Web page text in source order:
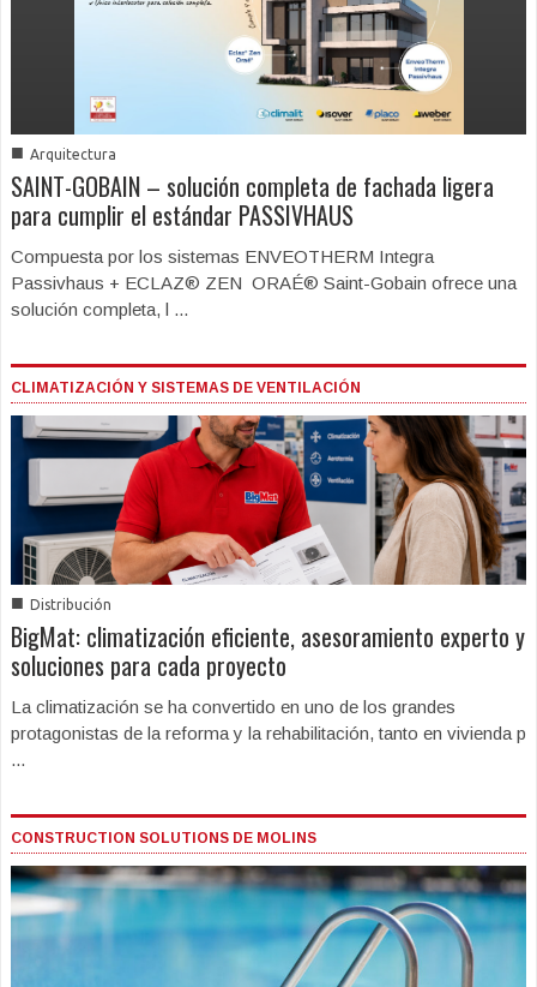
■ Arquitectura
SAINT-GOBAIN – solución completa de fachada ligera
para cumplir el estándar PASSIVHAUS
Compuesta por los sistemas ENVEOTHERM Integra
Passivhaus + ECLAZ® ZEN ORAÉ® Saint-Gobain ofrece una
solución completa, l ...
CLIMATIZACIÓN Y SISTEMAS DE VENTILACIÓN
■ Distribución
BigMat: climatización eficiente, asesoramiento experto y
soluciones para cada proyecto
La climatización se ha convertido en uno de los grandes
protagonistas de la reforma y la rehabilitación, tanto en vivienda p
...
CONSTRUCTION SOLUTIONS DE MOLINS